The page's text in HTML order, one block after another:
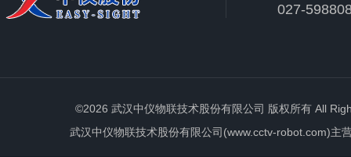
027-
©2026 武汉中仪物联技术股份有限公司 版权所有 All
武汉中仪物联技术股份有限公司(www.cctv-robot.com)主